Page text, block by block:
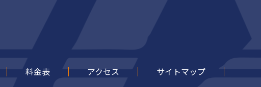
料金表 アクセス サイトマップ